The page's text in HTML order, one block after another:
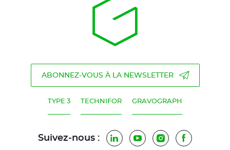
ABONNEZ-VOUS À LA NEWSLETTER
TYPE 3 TECHNIFOR GRAVOGRAPH
Suivez-nous : LinkedInYouTubeInstagramFacebook